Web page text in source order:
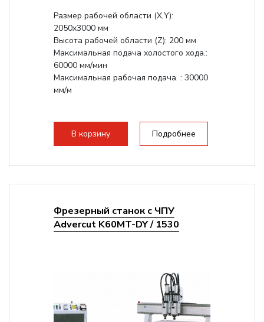
Размер рабочей области (Х,Y):
2050x3000 мм
Высота рабочей области (Z): 200 мм
Максимальная подача холостого хода.:
60000 мм/мин
Максимальная рабочая подача. : 30000
мм/м
В корзину Подробнее
Фрезерный станок с ЧПУ
Advercut K60MT-DY / 1530